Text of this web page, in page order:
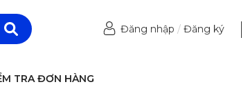
Đăng nhập / Đăng ký
TRA ĐƠN HÀNG